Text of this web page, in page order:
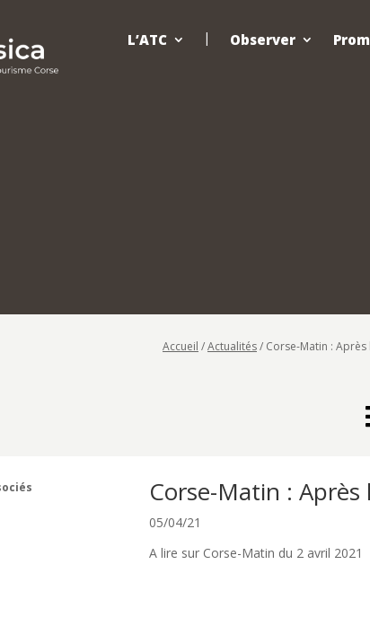
L’ATC Observer
Accueil /Actualités/ Corse-Matin :
Corse-Matin :
05/04/21
A lire sur Corse-Matin du 2 avril 2021